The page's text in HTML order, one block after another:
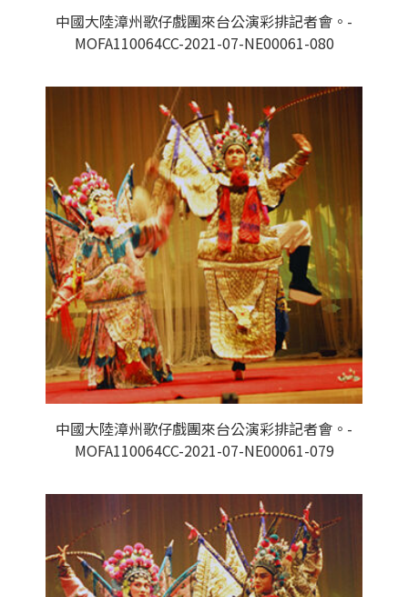
中國大陸漳州歌仔戲團來台公演彩排記者會。-
MOFA110064CC-2021-07-NE00061-080
中國大陸漳州歌仔戲團來台公演彩排記者會。-
MOFA110064CC-2021-07-NE00061-079